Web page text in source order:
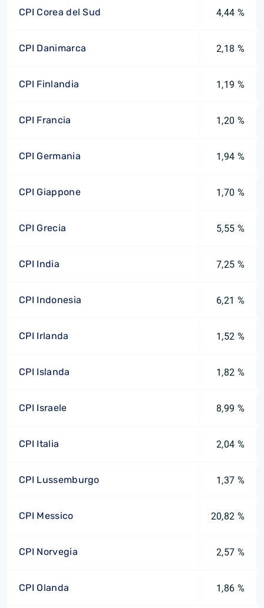
CPI Corea del Sud 4,44 %
CPI Danimarca 2,18 %
CPI Finlandia 1,19 %
CPI Francia 1,20 %
CPI Germania 1,94 %
CPI Giappone 1,70 %
CPI Grecia 5,55 %
CPI India 7,25 %
CPI Indonesia 6,21 %
CPI Irlanda 1,52 %
CPI Islanda 1,82 %
CPI Israele 8,99 %
CPI Italia 2,04 %
CPI Lussemburgo 1,37 %
CPI Messico 20,82 %
CPI Norvegia 2,57 %
CPI Olanda 1,86 %